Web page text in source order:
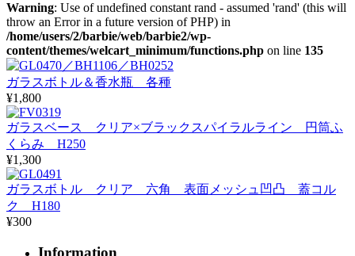
Warning: Use of undefined constant rand - assumed 'rand' (this will
throw an Error in a future version of PHP) in
/home/users/2/barbie/web/barbie2/wp-
content/themes/welcart_minimum/functions.php on line 135
ガラスボトル＆香水瓶 各種
¥1,800
ガラスベース クリア×ブラックスパイラルライン 円筒ふ
くらみ H250
¥1,300
ガラスボトル クリア 六角 表面メッシュ凹凸 蓋コル
ク H180
¥300
Information